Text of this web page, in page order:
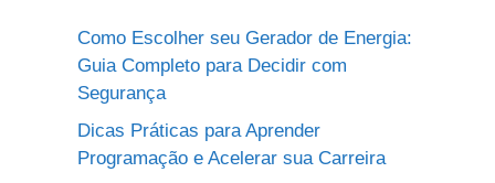
Como Escolher seu Gerador de Energia:
Guia Completo para Decidir com
Segurança
Dicas Práticas para Aprender
Programação e Acelerar sua Carreira